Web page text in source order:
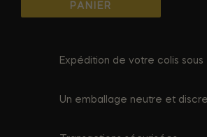
PANIER
Expédition de votre colis sous
Un emballage neutre et